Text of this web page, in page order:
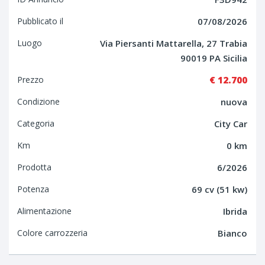
Pubblicato il 07/08/2026
Luogo
Via Piersanti Mattarella, 27 Trabia
90019 PA Sicilia
Prezzo € 12.700
Condizione nuova
Categoria City Car
Km 0 km
Prodotta 6/2026
Potenza 69 cv (51 kw)
Alimentazione Ibrida
Colore carrozzeria Bianco